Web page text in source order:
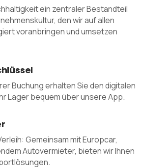
ein zentraler Bestandteil
den wir auf allen
voranbringen und umsetzen
Buchung erhalten Sie den digitalen
Lager bequem über unsere App.
Gemeinsam mit Europcar,
Autovermieter, bieten wir Ihnen